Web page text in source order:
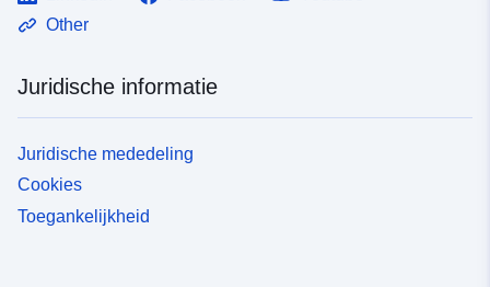
Other
Juridische informatie
Juridische mededeling
Cookies
Toegankelijkheid